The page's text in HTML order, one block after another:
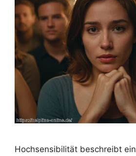
Hochsensibilität beschreibt